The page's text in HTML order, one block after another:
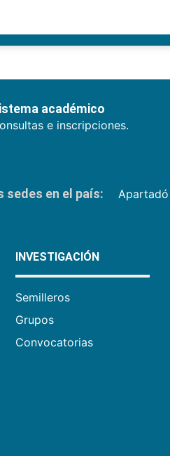
académico
e inscripciones.
sedes en el país: Apartadó
INVESTIGACIÓN
Semilleros
Grupos
Convocatorias